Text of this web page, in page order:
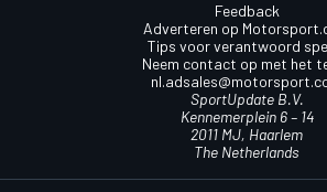
Feedback
Adverteren op
Tips voor verantwoord
Neem contact op met het
SportUpdate B.V.
Kennemerplein 6 – 14
2011 MJ, Haarlem
The Netherlands